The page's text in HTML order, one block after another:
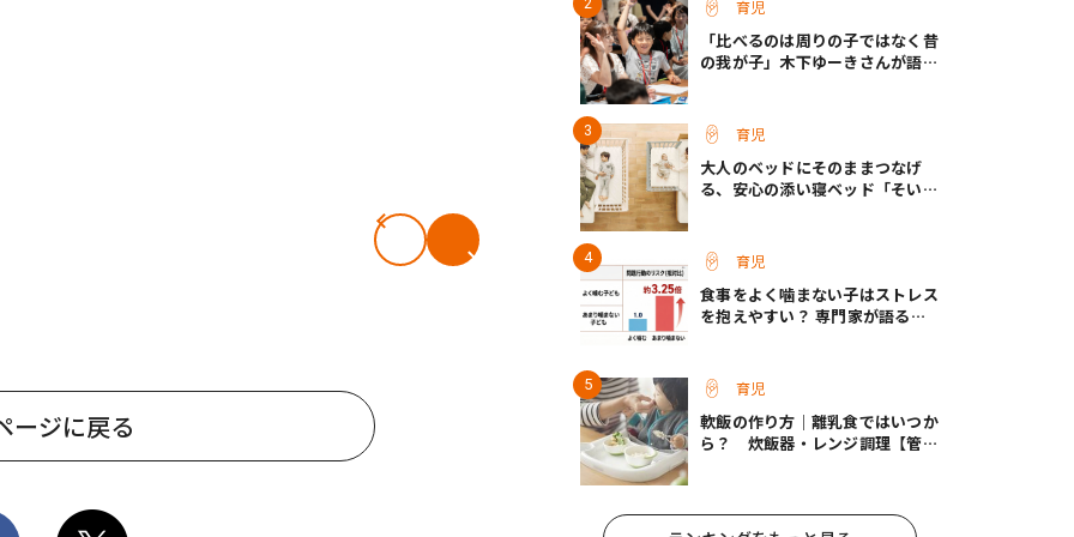
ージに戻る
育児
「比べるのは周りの子ではなく昔
の我が子」木下ゆーきさんが語っ
育児
大人のベッドにそのままつなげ
る、安心の添い寝ベッド「そいね
育児
食事をよく噛まない子はストレス
を抱えやすい？ 専門家が語る、
育児
軟飯の作り方｜離乳食ではいつか
ら？ 炊飯器・レンジ調理【管理